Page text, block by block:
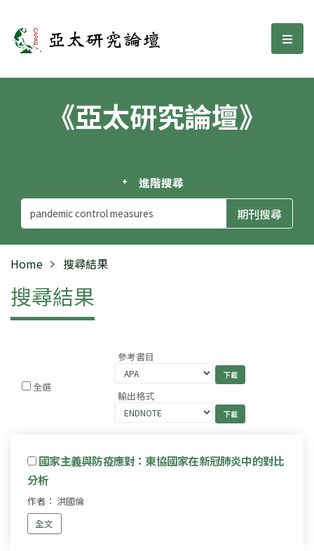
亞太研究論壇 選
《亞太研究論壇》
進階搜尋
Home 搜尋結果
搜尋結果
全選
參考書目
輸出格式
國家主義與防疫應對：東協國家在新冠肺炎中的對比
分析
作者： 洪國倫
全文